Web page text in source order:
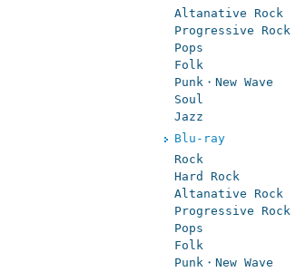
Altanative Rock
Progressive Rock
Pops
Folk
Punk・New Wave
Soul
Jazz
Blu-ray
Rock
Hard Rock
Altanative Rock
Progressive Rock
Pops
Folk
Punk・New Wave